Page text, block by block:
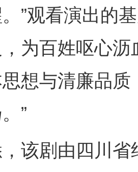
”观看演出的
为百姓呕心
想与清廉品
”
剧由四川省